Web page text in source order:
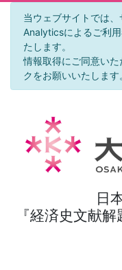
当ウェブサイトでは
Analyticsによるご利
たします。
情報取得にご同意い
クをお願いいたします。
日
『経済史文献